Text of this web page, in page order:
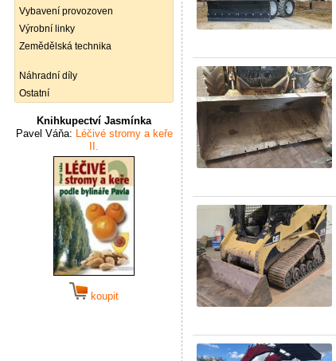
Vybavení provozoven
Výrobní linky
Zemědělská technika
Náhradní díly
Ostatní
Knihkupectví Jasmínka
Pavel Váňa: Léčivé stromy a keře
II.
koupit